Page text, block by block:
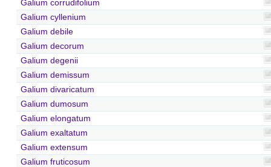
Galium corrudifolium
Galium cyllenium
Galium debile
Galium decorum
Galium degenii
Galium demissum
Galium divaricatum
Galium dumosum
Galium elongatum
Galium exaltatum
Galium extensum
Galium fruticosum